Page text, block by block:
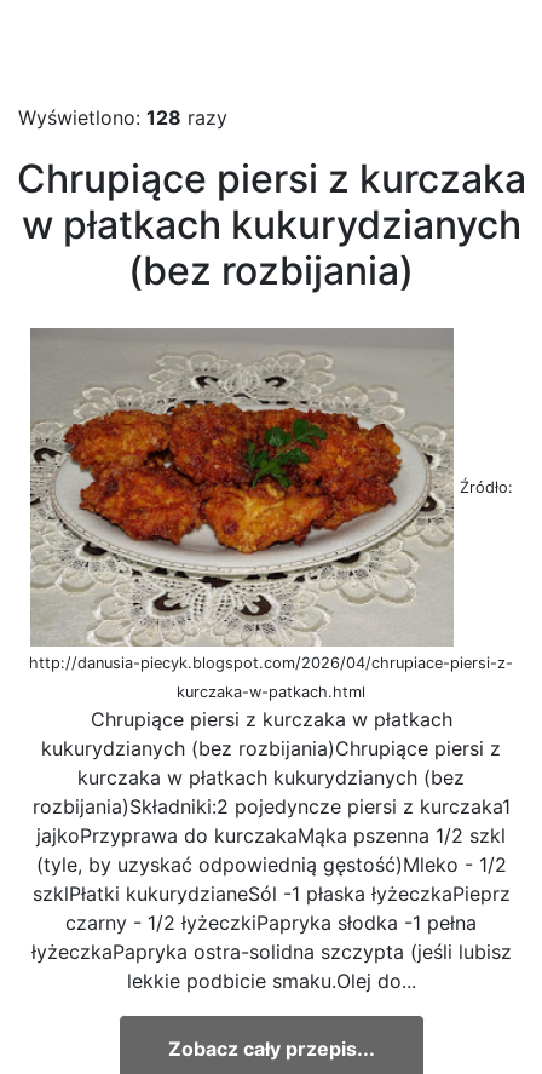
Wyświetlono: 128 razy
Chrupiące piersi z kurczaka
w płatkach kukurydzianych
(bez rozbijania)
Źródło:
http://danusia-piecyk.blogspot.com/2026/04/chrupiace-piersi-z-
kurczaka-w-patkach.html
Chrupiące piersi z kurczaka w płatkach
kukurydzianych (bez rozbijania)Chrupiące piersi z
kurczaka w płatkach kukurydzianych (bez
rozbijania)Składniki:2 pojedyncze piersi z kurczaka1
jajkoPrzyprawa do kurczakaMąka pszenna 1/2 szkl
(tyle, by uzyskać odpowiednią gęstość)Mleko - 1/2
szklPłatki kukurydzianeSól -1 płaska łyżeczkaPieprz
czarny - 1/2 łyżeczkiPapryka słodka -1 pełna
łyżeczkaPapryka ostra-solidna szczypta (jeśli lubisz
lekkie podbicie smaku.Olej do...
Zobacz cały przepis...